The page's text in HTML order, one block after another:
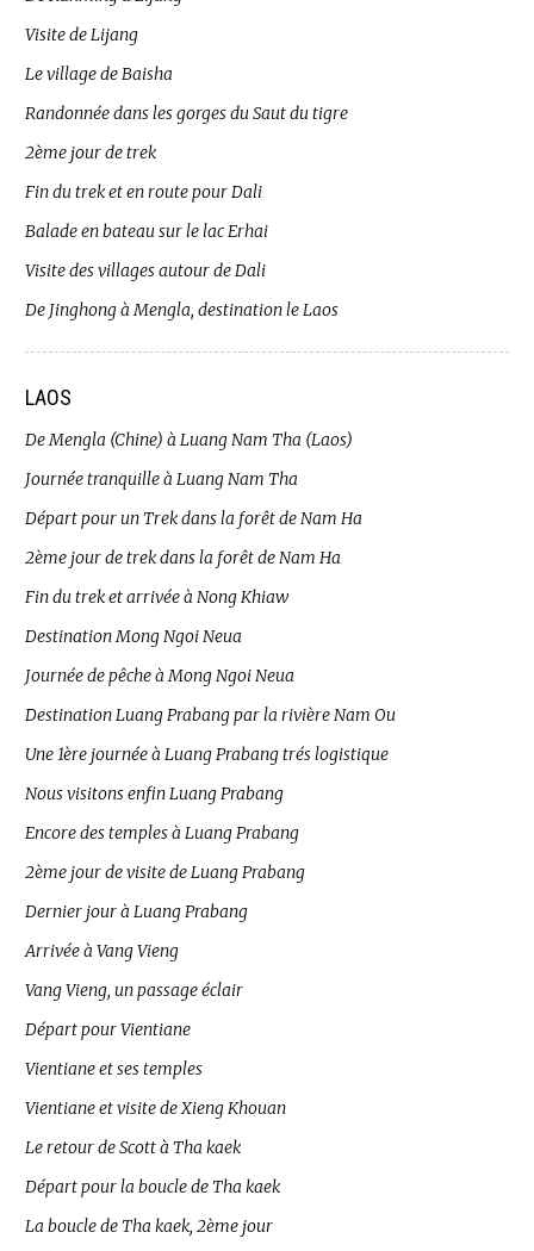
Visite de Lijang
Le village de Baisha
Randonnée dans les gorges du Saut du tigre
2ème jour de trek
Fin du trek et en route pour Dali
Balade en bateau sur le lac Erhai
Visite des villages autour de Dali
De Jinghong à Mengla, destination le Laos
LAOS
De Mengla (Chine) à Luang Nam Tha (Laos)
Journée tranquille à Luang Nam Tha
Départ pour un Trek dans la forêt de Nam Ha
2ème jour de trek dans la forêt de Nam Ha
Fin du trek et arrivée à Nong Khiaw
Destination Mong Ngoi Neua
Journée de pêche à Mong Ngoi Neua
Destination Luang Prabang par la rivière Nam Ou
Une 1ère journée à Luang Prabang trés logistique
Nous visitons enfin Luang Prabang
Encore des temples à Luang Prabang
2ème jour de visite de Luang Prabang
Dernier jour à Luang Prabang
Arrivée à Vang Vieng
Vang Vieng, un passage éclair
Départ pour Vientiane
Vientiane et ses temples
Vientiane et visite de Xieng Khouan
Le retour de Scott à Tha kaek
Départ pour la boucle de Tha kaek
La boucle de Tha kaek, 2ème jour